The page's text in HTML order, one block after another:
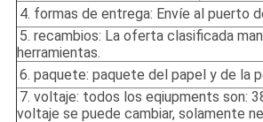
4. formas de entrega: Envíe al puerto
5. recambios: La oferta clasificada
herramientas.
6. paquete: paquete del papel y de la
7. voltaje: todos los eqiupments son:
voltaje se puede cambiar, solamente